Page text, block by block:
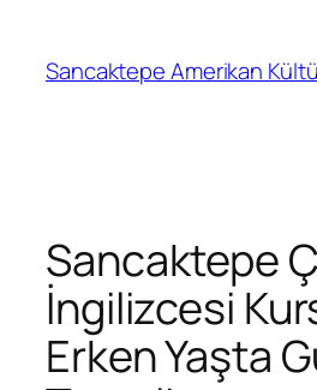
Sancaktepe Amerikan
Sancaktepe
İngilizcesi
Erken Yaşta